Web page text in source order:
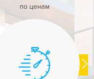
по ценам